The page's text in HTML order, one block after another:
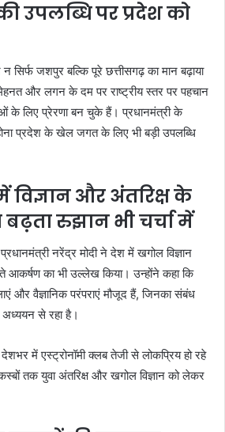
उपलब्धि पर प्रदेश को
जशपुर बल्कि पूरे छत्तीसगढ़ का मान बढ़ाया
और लगन के दम पर राष्ट्रीय स्तर पर पहचान
के लिए प्रेरणा बन चुके हैं। प्रधानमंत्री के
प्रदेश के खेल जगत के लिए भी बड़ी उपलब्धि
विज्ञान और अंतरिक्ष के
बढ़ता रुझान भी चर्चा में
नरेंद्र मोदी ने देश में खगोल विज्ञान
आकर्षण का भी उल्लेख किया। उन्होंने कहा कि
और वैज्ञानिक परंपराएं मौजूद हैं, जिनका संबंध
से रहा है।
में एस्ट्रोनॉमी क्लब तेजी से लोकप्रिय हो रहे
तक युवा अंतरिक्ष और खगोल विज्ञान को लेकर